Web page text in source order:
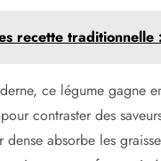
recette
ce légume gagne
contraster des
absorbe les